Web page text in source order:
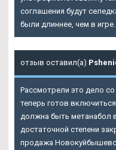
соглашения будут
были длиннее, чем в игре.
отзыв оставил(а)
Рассмотрели это дело со
теперь готов
должна быть метанабол
достаточной степени
продажа